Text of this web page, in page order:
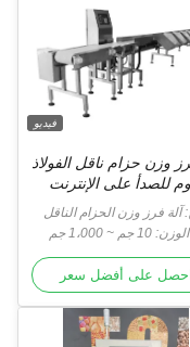
حزام ناقل الفولاذ
على الإنترنت
وزن الحزام الناقل
على أفضل سعر